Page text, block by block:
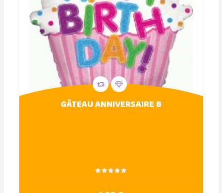
GÂTEAU ANNIVERSAIRE B